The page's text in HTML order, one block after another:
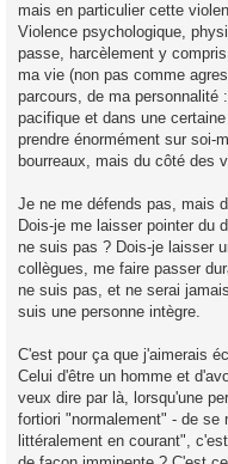
mais en particulier cette
Violence psychologique,
passe, harcèlement y
ma vie (non pas comme
parcours, de ma personnalité
pacifique et dans une
prendre énormément sur soi-
bourreaux, mais du côté des
Je ne me défends pas, mais
Dois-je me laisser pointer du
ne suis pas ? Dois-je laisser
collègues, me faire passer
ne suis pas, et ne serai
suis une personne intègre.
C'est pour ça que j'aimerais
Celui d'être un homme et
veux dire par là, lorsqu'une
fortiori "normalement" - de se
littéralement en courant",